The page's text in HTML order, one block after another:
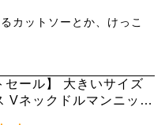
カットソーとか、けっこ
セール】 大きいサイズ
Vネックドルマンニット